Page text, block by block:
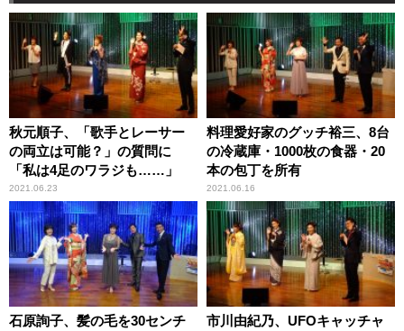
秋元順子、「歌手とレーサー
の両立は可能？」の質問に
「私は4足のワラジも……」
2021.06.23
料理愛好家のグッチ裕三、8台
の冷蔵庫・1000枚の食器・20
本の包丁を所有
2021.06.16
石原詢子、髪の毛を30センチ
市川由紀乃、UFOキャッチャ